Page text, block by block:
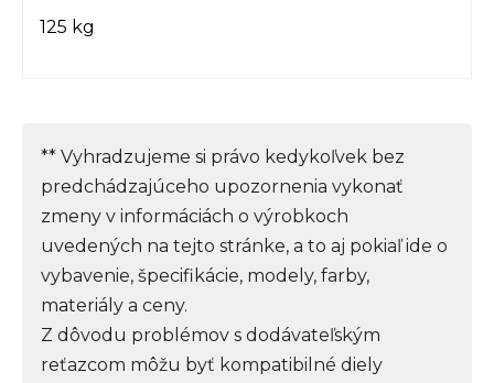
125 kg
** Vyhradzujeme si právo kedykoľvek bez
predchádzajúceho upozornenia vykonať
zmeny v informáciách o výrobkoch
uvedených na tejto stránke, a to aj pokiaľ ide o
vybavenie, špecifikácie, modely, farby,
materiály a ceny.
Z dôvodu problémov s dodávateľským
reťazcom môžu byť kompatibilné diely